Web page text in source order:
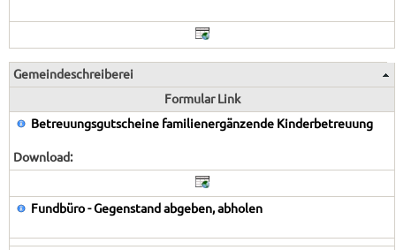
Gemeindeschreiberei
Formular Link
Betreuungsgutscheine familienergänzende Kinderbetreuung
Download:
Fundbüro - Gegenstand abgeben, abholen